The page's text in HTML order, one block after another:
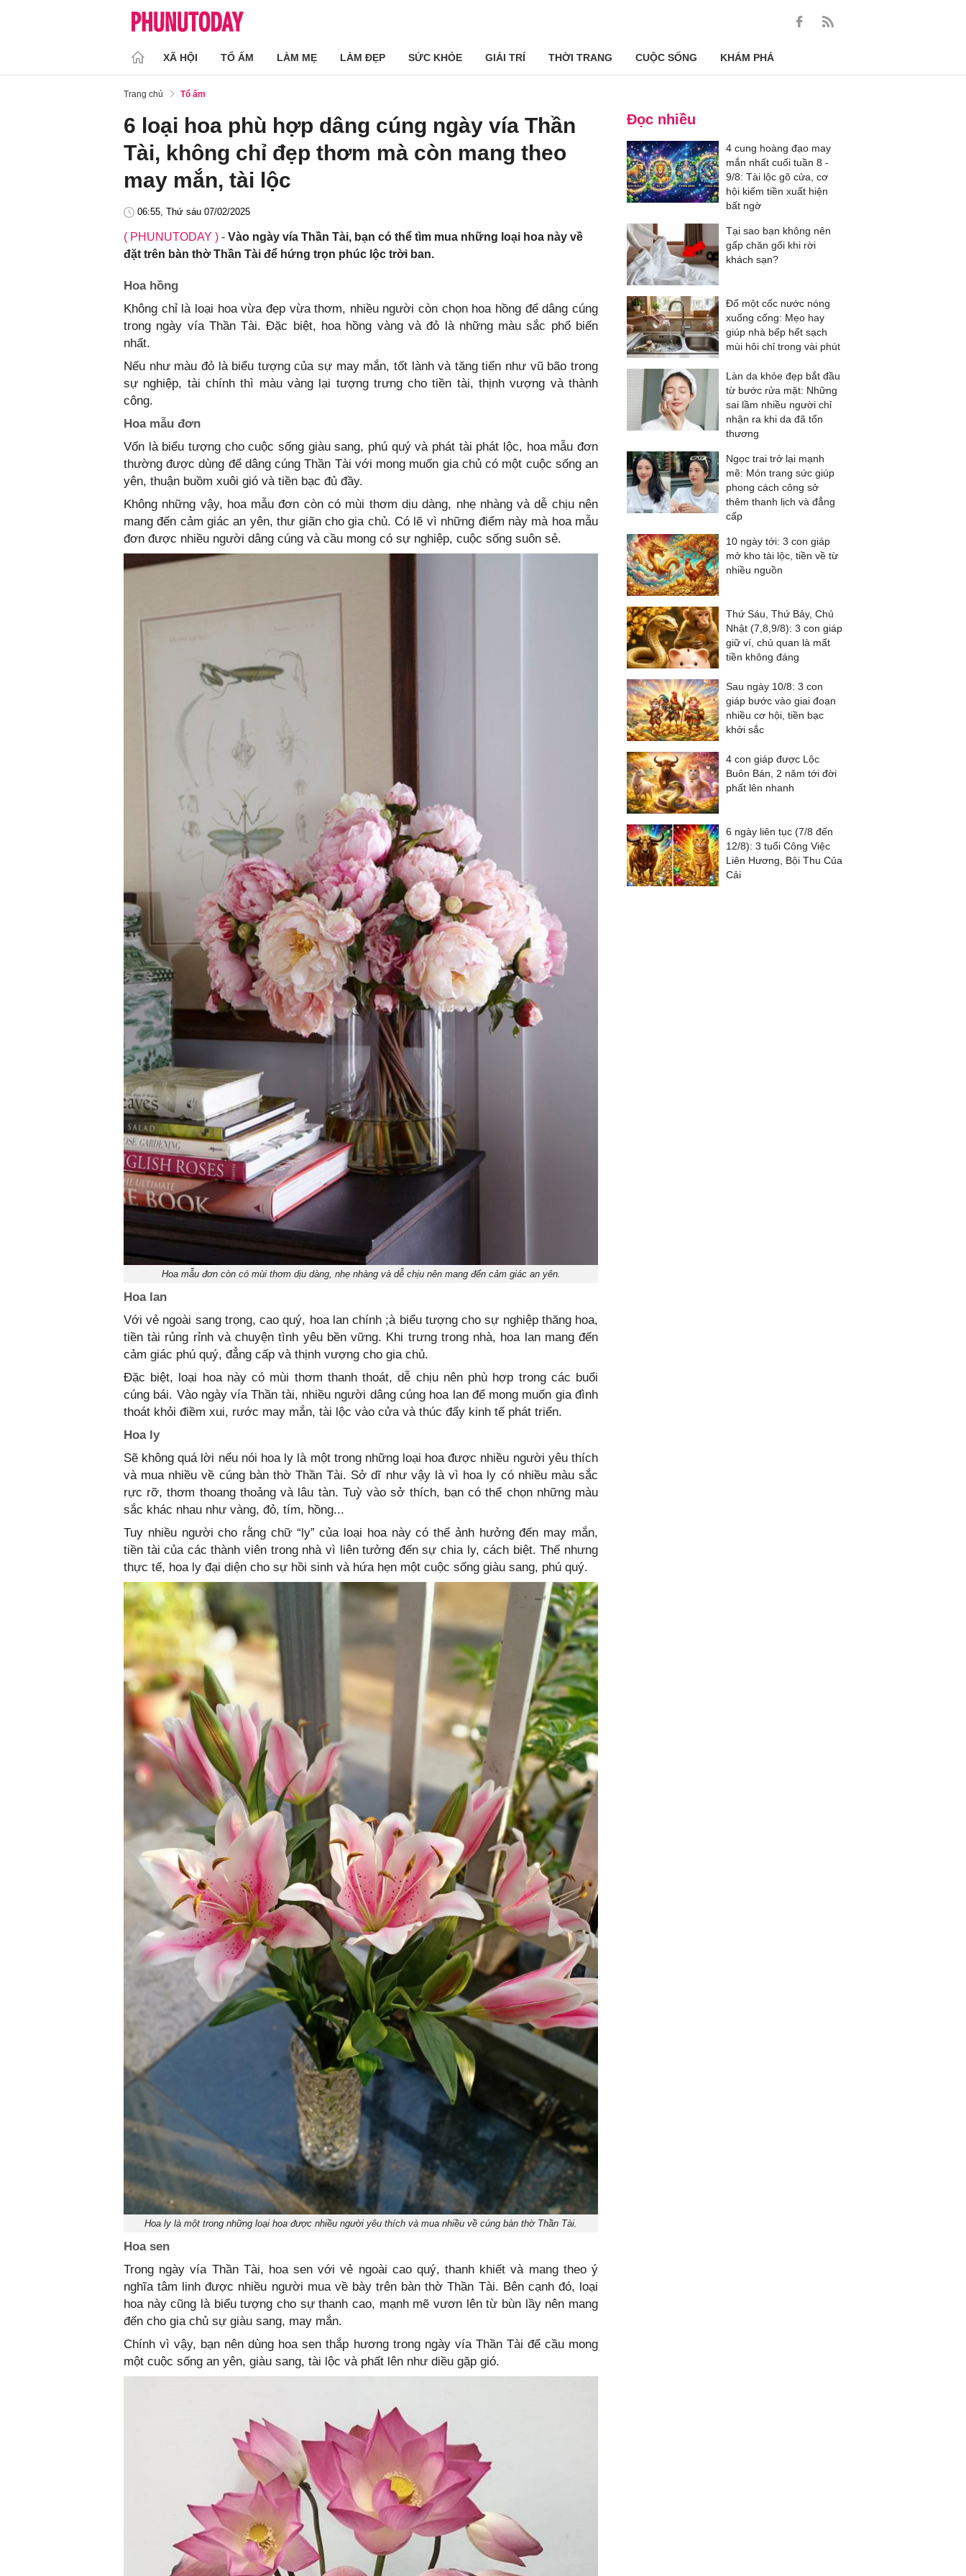
XÃ HỘI TỔ ẤM LÀM MẸ LÀM ĐẸP SỨC KHỎE GIẢI TRÍ THỜI TRANG CUỘC SỐNG KHÁM PHÁ
Trang chủ Tổ ấm
6 loại hoa phù hợp dâng cúng ngày vía Thần
Tài, không chỉ đẹp thơm mà còn mang theo
may mắn, tài lộc
06:55, Thứ sáu 07/02/2025
( PHUNUTODAY ) - Vào ngày vía Thần Tài, bạn có thể tìm mua những loại hoa này về
đặt trên bàn thờ Thần Tài để hứng trọn phúc lộc trời ban.
Hoa hồng
Không chỉ là loại hoa vừa đẹp vừa thơm, nhiều người còn chọn hoa hồng để dâng cúng
trong ngày vía Thần Tài. Đặc biệt, hoa hồng vàng và đỏ là những màu sắc phổ biến
nhất.
Nếu như màu đỏ là biểu tượng của sự may mắn, tốt lành và tăng tiến như vũ bão trong
sự nghiệp, tài chính thì màu vàng lại tượng trưng cho tiền tài, thịnh vượng và thành
công.
Hoa mẫu đơn
Vốn là biểu tượng cho cuộc sống giàu sang, phú quý và phát tài phát lộc, hoa mẫu đơn
thường được dùng để dâng cúng Thần Tài với mong muốn gia chủ có một cuộc sống an
yên, thuận buồm xuôi gió và tiền bạc đủ đầy.
Không những vậy, hoa mẫu đơn còn có mùi thơm dịu dàng, nhẹ nhàng và dễ chịu nên
mang đến cảm giác an yên, thư giãn cho gia chủ. Có lẽ vì những điểm này mà hoa mẫu
đơn được nhiều người dâng cúng và cầu mong có sự nghiệp, cuộc sống suôn sẻ.
Hoa mẫu đơn còn có mùi thơm dịu dàng, nhẹ nhàng và dễ chịu nên mang đến cảm giác an yên.
Hoa lan
Với vẻ ngoài sang trọng, cao quý, hoa lan chính ;à biểu tượng cho sự nghiệp thăng hoa,
tiền tài rủng rỉnh và chuyện tình yêu bền vững. Khi trưng trong nhà, hoa lan mang đến
cảm giác phú quý, đẳng cấp và thịnh vượng cho gia chủ.
Đặc biệt, loại hoa này có mùi thơm thanh thoát, dễ chịu nên phù hợp trong các buổi
cúng bái. Vào ngày vía Thần tài, nhiều người dâng cúng hoa lan để mong muốn gia đình
thoát khỏi điềm xui, rước may mắn, tài lộc vào cửa và thúc đẩy kinh tế phát triển.
Hoa ly
Sẽ không quá lời nếu nói hoa ly là một trong những loại hoa được nhiều người yêu thích
và mua nhiều về cúng bàn thờ Thần Tài. Sở dĩ như vậy là vì hoa ly có nhiều màu sắc
rực rỡ, thơm thoang thoảng và lâu tàn. Tuỳ vào sở thích, bạn có thể chọn những màu
sắc khác nhau như vàng, đỏ, tím, hồng...
Tuy nhiều người cho rằng chữ “ly” của loại hoa này có thể ảnh hưởng đến may mắn,
tiền tài của các thành viên trong nhà vì liên tưởng đến sự chia ly, cách biệt. Thế nhưng
thực tế, hoa ly đại diện cho sự hồi sinh và hứa hẹn một cuộc sống giàu sang, phú quý.
Hoa ly là một trong những loại hoa được nhiều người yêu thích và mua nhiều về cúng bàn thờ Thần Tài.
Hoa sen
Trong ngày vía Thần Tài, hoa sen với vẻ ngoài cao quý, thanh khiết và mang theo ý
nghĩa tâm linh được nhiều người mua về bày trên bàn thờ Thần Tài. Bên cạnh đó, loại
hoa này cũng là biểu tượng cho sự thanh cao, mạnh mẽ vươn lên từ bùn lầy nên mang
đến cho gia chủ sự giàu sang, may mắn.
Chính vì vậy, bạn nên dùng hoa sen thắp hương trong ngày vía Thần Tài để cầu mong
một cuộc sống an yên, giàu sang, tài lộc và phất lên như diều gặp gió.
Đọc nhiều
4 cung hoàng đạo may
mắn nhất cuối tuần 8 -
9/8: Tài lộc gõ cửa, cơ
hội kiếm tiền xuất hiện
bất ngờ
Tại sao bạn không nên
gấp chăn gối khi rời
khách sạn?
Đổ một cốc nước nóng
xuống cống: Mẹo hay
giúp nhà bếp hết sạch
mùi hôi chỉ trong vài phút
Làn da khỏe đẹp bắt đầu
từ bước rửa mặt: Những
sai lầm nhiều người chỉ
nhận ra khi da đã tổn
thương
Ngọc trai trở lại mạnh
mẽ: Món trang sức giúp
phong cách công sở
thêm thanh lịch và đẳng
cấp
10 ngày tới: 3 con giáp
mở kho tài lộc, tiền về từ
nhiều nguồn
Thứ Sáu, Thứ Bảy, Chủ
Nhật (7,8,9/8): 3 con giáp
giữ ví, chủ quan là mất
tiền không đáng
Sau ngày 10/8: 3 con
giáp bước vào giai đoạn
nhiều cơ hội, tiền bạc
khởi sắc
4 con giáp được Lộc
Buôn Bán, 2 năm tới đời
phất lên nhanh
6 ngày liên tục (7/8 đến
12/8): 3 tuổi Công Việc
Liên Hương, Bội Thu Của
Cải